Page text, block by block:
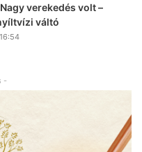
verekedés volt –
váltó
-